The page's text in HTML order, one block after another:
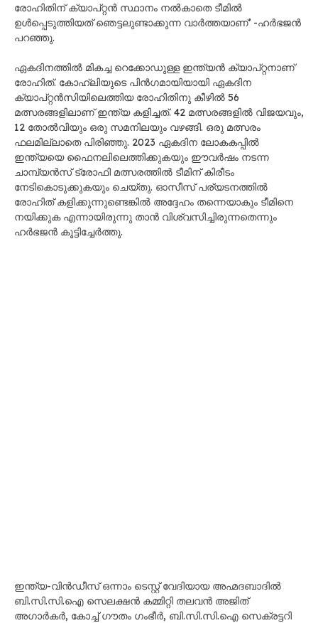
രോഹിതിന് ക്യാപ്റ്റൻ സ്ഥാനം നൽകാതെ ടീമിൽ
ഉൾപ്പെടുത്തിയത് ഞെട്ടലുണ്ടാക്കുന്ന വാർത്തയാണ്’ -ഹർഭജൻ
പറഞ്ഞു.
ഏകദിനത്തിൽ മികച്ച റെക്കോഡുള്ള ഇന്ത്യൻ ക്യാപ്റ്റനാണ്
രോഹിത്. കോഹ്‍ലിയുടെ പിൻഗമായിയായി ഏകദിന
ക്യാപ്റ്റൻസിയിലെത്തിയ രോഹിതിനു കീഴിൽ 56
മത്സരങ്ങളിലാണ് ഇന്ത്യ കളിച്ചത്. 42 മത്സരങ്ങളിൽ വിജയവും,
12 തോൽവിയും ഒരു സമനിലയും വഴങ്ങി. ഒരു മത്സരം
ഫലമില്ലാതെ പിരിഞ്ഞു. 2023 ഏകദിന ലോകകപ്പിൽ
ഇന്ത്യയെ ഫൈനലിലെത്തിക്കുകയും ഈവർഷം നടന്ന
ചാമ്പ്യൻസ് ട്രോഫി മത്സരത്തിൽ ടീമിന് കിരീടം
നേടികൊടുക്കുകയും ചെയ്തു. ഓസീസ് പര്യടനത്തിൽ
രോഹിത് കളിക്കുന്നുണ്ടെങ്കിൽ അദ്ദേഹം തന്നെയാകും ടീമിനെ
നയിക്കുക എന്നായിരുന്നു താൻ വിശ്വസിച്ചിരുന്നതെന്നും
ഹർഭജൻ കൂട്ടിച്ചേർത്തു.
ഇന്ത്യ-വിൻഡീസ് ഒന്നാം ടെസ്റ്റ് വേദിയായ അഹ്മദബാദിൽ
ബി.സി.സി.ഐ സെലക്ഷൻ കമ്മിറ്റി തലവൻ അജിത്
അഗാർകർ, കോച്ച് ഗൗതം ഗംഭീർ, ബി.സി.സി.ഐ സെക്രട്ടറി